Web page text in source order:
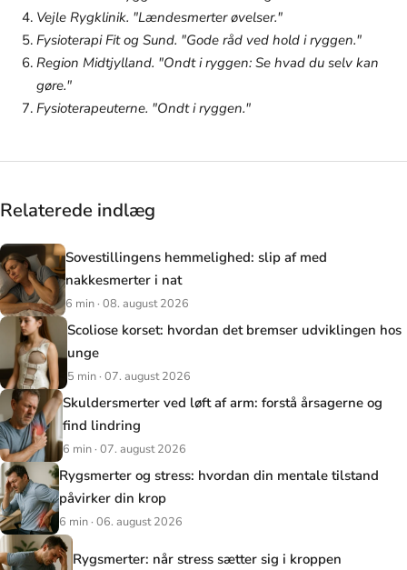
Vejle Rygklinik. "Lændesmerter øvelser."
Fysioterapi Fit og Sund. "Gode råd ved hold i ryggen."
Region Midtjylland. "Ondt i ryggen: Se hvad du selv kan
gøre."
Fysioterapeuterne. "Ondt i ryggen."
Relaterede indlæg
Sovestillingens hemmelighed: slip af med
nakkesmerter i nat
6 min · 08. august 2026
Scoliose korset: hvordan det bremser udviklingen hos
unge
5 min · 07. august 2026
Skuldersmerter ved løft af arm: forstå årsagerne og
find lindring
6 min · 07. august 2026
Rygsmerter og stress: hvordan din mentale tilstand
påvirker din krop
6 min · 06. august 2026
Rygsmerter: når stress sætter sig i kroppen